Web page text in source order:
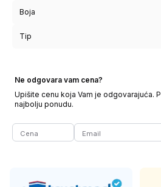
Boja
Tip
Ne odgovara vam cena?
Upišite cenu koja Vam je odgovarajuća.
najbolju ponudu.